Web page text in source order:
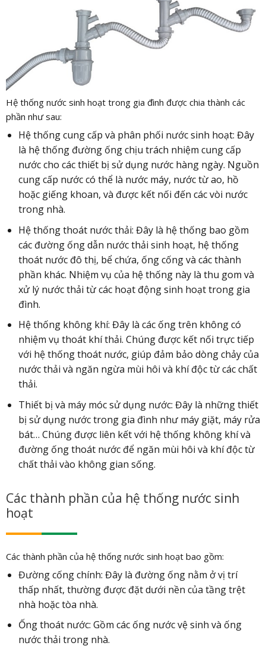
Hệ thống nước sinh hoạt trong gia đình được chia thành các
phần như sau:
Hệ thống cung cấp và phân phối nước sinh hoạt: Đây
là hệ thống đường ống chịu trách nhiệm cung cấp
nước cho các thiết bị sử dụng nước hàng ngày. Nguồn
cung cấp nước có thể là nước máy, nước từ ao, hồ
hoặc giếng khoan, và được kết nối đến các vòi nước
trong nhà.
Hệ thống thoát nước thải: Đây là hệ thống bao gồm
các đường ống dẫn nước thải sinh hoạt, hệ thống
thoát nước đô thị, bể chứa, ống cống và các thành
phần khác. Nhiệm vụ của hệ thống này là thu gom và
xử lý nước thải từ các hoạt động sinh hoạt trong gia
đình.
Hệ thống không khí: Đây là các ống trên không có
nhiệm vụ thoát khí thải. Chúng được kết nối trực tiếp
với hệ thống thoát nước, giúp đảm bảo dòng chảy của
nước thải và ngăn ngừa mùi hôi và khí độc từ các chất
thải.
Thiết bị và máy móc sử dụng nước: Đây là những thiết
bị sử dụng nước trong gia đình như máy giặt, máy rửa
bát… Chúng được liên kết với hệ thống không khí và
đường ống thoát nước để ngăn mùi hôi và khí độc từ
chất thải vào không gian sống.
Các thành phần của hệ thống nước sinh
hoạt
Các thành phần của hệ thống nước sinh hoạt bao gồm:
Đường cống chính: Đây là đường ống nằm ở vị trí
thấp nhất, thường được đặt dưới nền của tầng trệt
nhà hoặc tòa nhà.
Ống thoát nước: Gồm các ống nước vệ sinh và ống
nước thải trong nhà.